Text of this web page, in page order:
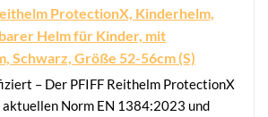
ProtectionX, Kinderhelm,
Helm für Kinder, mit
Schwarz, Größe 52-56cm (S)
– Der PFIFF Reithelm ProtectionX
Norm EN 1384:2023 und